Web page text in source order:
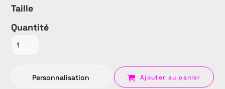
Taille
Quantité
Personnalisation Ajouter au panier